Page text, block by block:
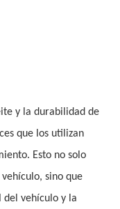
y la durabilidad de
que los utilizan
Esto no solo
sino que
vehículo y la